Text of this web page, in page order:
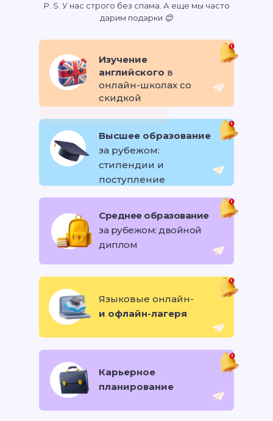
Изучение
английского в
онлайн-школах со
скидкой
P. S. У нас строго без спама. А еще мы часто
дарим подарки 😊
Высшее образование
за рубежом:
стипендии и
поступление
Среднее образование
за рубежом: двойной
диплом
Языковые онлайн-
и офлайн-лагеря
Карьерное
планирование